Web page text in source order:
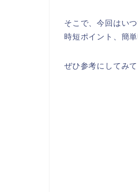
そこで、今回はい
時短ポイント、簡
ぜひ参考にしてみ